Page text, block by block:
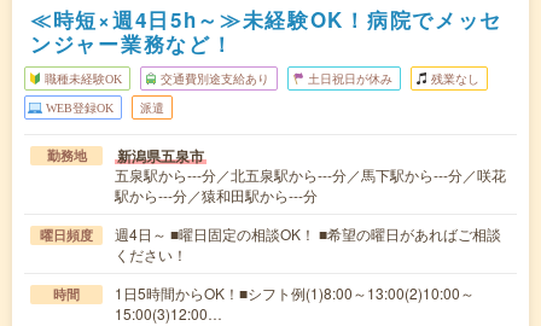
≪時短×週4日5h～≫未経験OK！病院でメッセ
ンジャー業務など！
職種未経験OK 交通費別途支給あり 土日祝日が休み 残業なし
WEB登録OK 派遣
勤務地 新潟県五泉市
五泉駅から---分／北五泉駅から---分／馬下駅から---分／咲花
駅から---分／猿和田駅から---分
曜日頻度
週4日～ ■曜日固定の相談OK！ ■希望の曜日があればご相談
ください！
時間
1日5時間からOK！■シフト例(1)8:00～13:00(2)10:00～
15:00(3)12:00…